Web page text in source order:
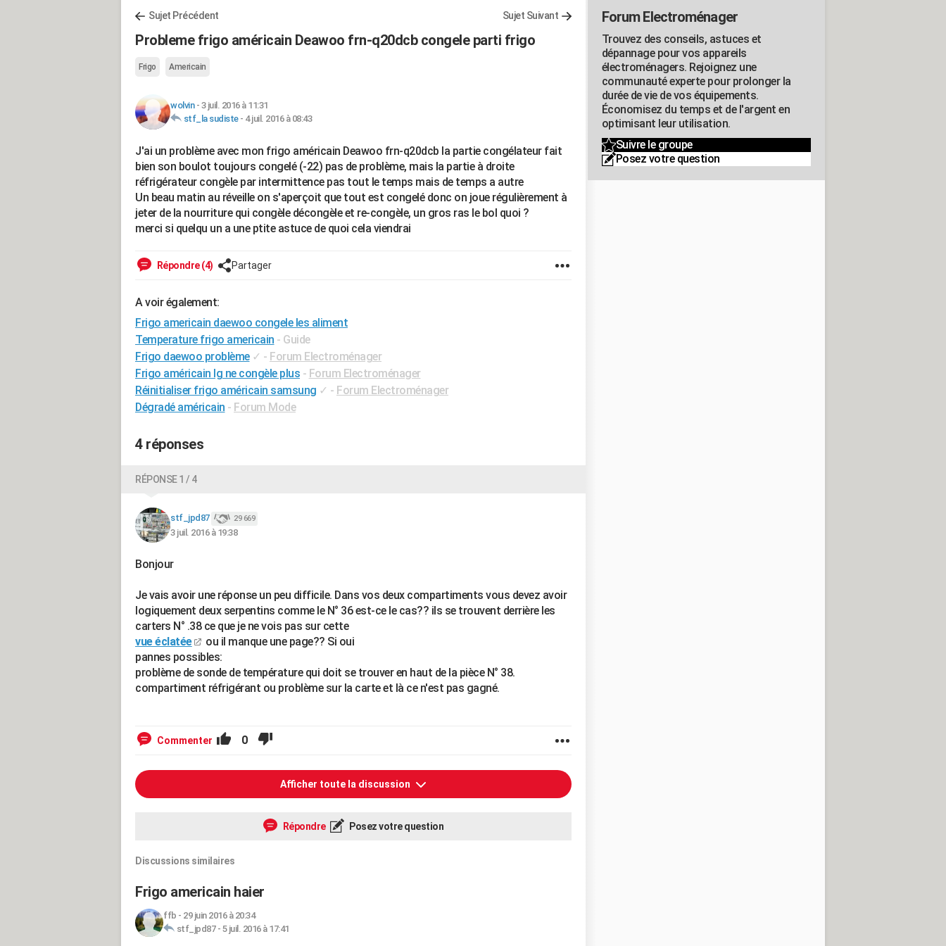
Sujet Précédent Sujet Suivant
Probleme frigo américain Deawoo frn-q20dcb congele parti frigo
Frigo Americain
wolvin- 3 juil. 2016 à 11:31
stf_la sudiste- 4 juil. 2016 à 08:43
J'ai un problème avec mon frigo américain Deawoo frn-q20dcb la partie congélateur fait
bien son boulot toujours congelé (-22) pas de problème, mais la partie à droite
réfrigérateur congèle par intermittence pas tout le temps mais de temps a autre
Un beau matin au réveille on s'aperçoit que tout est congelé donc on joue régulièrement à
jeter de la nourriture qui congèle décongèle et re-congèle, un gros ras le bol quoi ?
merci si quelqu un a une ptite astuce de quoi cela viendrai
Répondre (4) Partager
A voir également:
Frigo americain daewoo congele les aliment
Temperature frigo americain - Guide
Frigo daewoo problème ✓ - Forum Electroménager
Frigo américain lg ne congèle plus - Forum Electroménager
Réinitialiser frigo américain samsung ✓ - Forum Electroménager
Dégradé américain - Forum Mode
4 réponses
RÉPONSE 1 / 4
stf_jpd87 29 669
3 juil. 2016 à 19:38
Bonjour
Je vais avoir une réponse un peu difficile. Dans vos deux compartiments vous devez avoir
logiquement deux serpentins comme le N° 36 est-ce le cas?? ils se trouvent derrière les
carters N° .38 ce que je ne vois pas sur cette
vue éclatée
ou il manque une page?? Si oui
pannes possibles:
problème de sonde de température qui doit se trouver en haut de la pièce N° 38.
compartiment réfrigérant ou problème sur la carte et là ce n'est pas gagné.
Commenter 0
Afficher toute la discussion
Répondre Posez votre question
Discussions similaires
Frigo americain haier
ffb - 29 juin 2016 à 20:34
stf_jpd87- 5 juil. 2016 à 17:41
Forum Electroménager
Trouvez des conseils, astuces et
dépannage pour vos appareils
électroménagers. Rejoignez une
communauté experte pour prolonger la
durée de vie de vos équipements.
Économisez du temps et de l'argent en
optimisant leur utilisation.
Suivre le groupe
Posez votre question